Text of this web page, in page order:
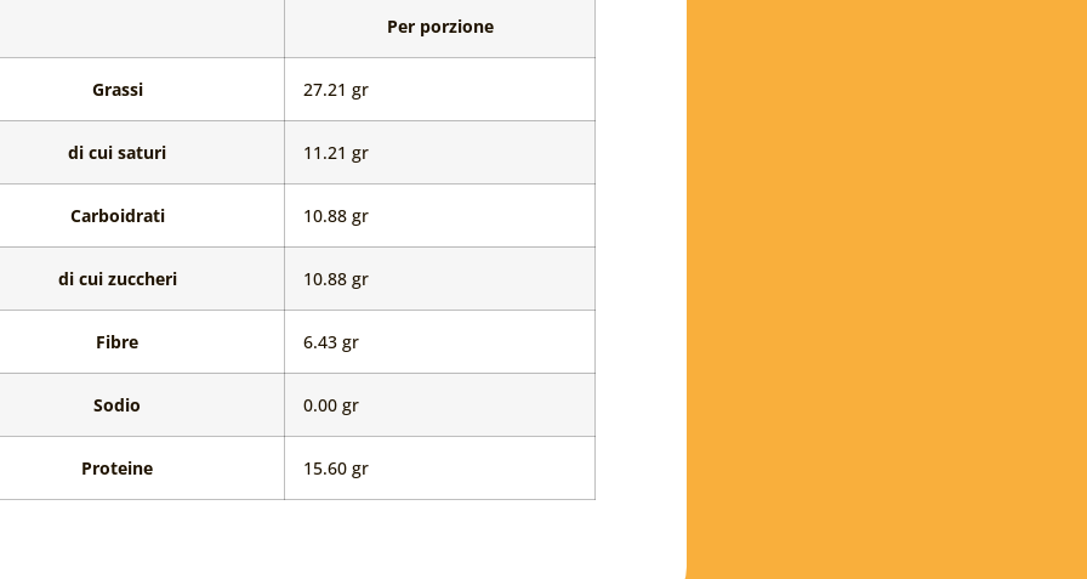
Per porzione
Grassi 27.21 gr
Grassi
di cui saturi 11.21 gr
Carboidrati 10.88 gr
Carboidrati
di cui zuccheri 10.88 gr
Fibre 6.43 gr
Sodio 0.00 gr
Proteine 15.60 gr